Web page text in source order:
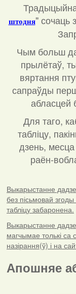
Традыцыйна
штодня" сочаць
Чым больш
прылётаў,
вяртання
сапраўды
абласцей
Для таго,
табліцу,
дзень,
раён-
Выкарыстанне
без пісьмовай
табліцу забаронена.
Выкарыстанне
магчымае толькі са
назірання(ў) і на
Апошняе